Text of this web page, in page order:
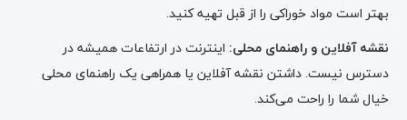
بهتر است مواد خوراکی را از قبل تهیه کنید.
نقشه آفلاین و راهنمای محلی: اینترنت در ارتفاعات همیشه در
دسترس نیست. داشتن نقشه آفلاین یا همراهی یک راهنمای محلی
خیال شما را راحت می‌کند.